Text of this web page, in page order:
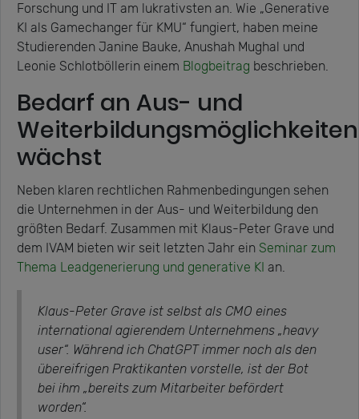
Forschung und IT am lukrativsten an. Wie „Generative
KI als Gamechanger für KMU“ fungiert, haben meine
Studierenden Janine Bauke, Anushah Mughal und
Leonie Schlotböllerin einem Blogbeitrag beschrieben.
Bedarf an Aus- und
Weiterbildungsmöglichkeiten
wächst
Neben klaren rechtlichen Rahmenbedingungen sehen
die Unternehmen in der Aus- und Weiterbildung den
größten Bedarf. Zusammen mit Klaus-Peter Grave und
dem IVAM bieten wir seit letzten Jahr ein Seminar zum
Thema Leadgenerierung und generative KI an.
Klaus-Peter Grave ist selbst als CMO eines
international agierendem Unternehmens „heavy
user“. Während ich ChatGPT immer noch als den
übereifrigen Praktikanten vorstelle, ist der Bot
bei ihm „bereits zum Mitarbeiter befördert
worden“.